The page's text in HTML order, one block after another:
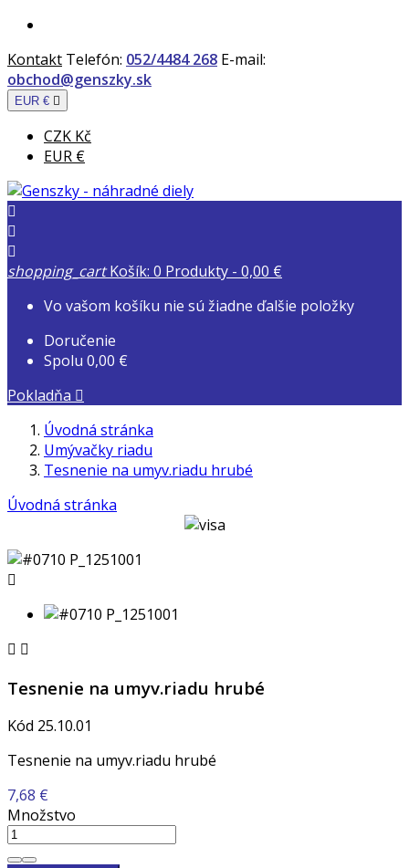
Kontakt Telefón: 052/4484 268 E-mail:
obchod@genszky.sk
EUR € 
CZK Kč
EUR €



shopping_cart Košík: 0 Produkty - 0,00 €
Vo vašom košíku nie sú žiadne ďalšie položky
Doručenie
Spolu 0,00 €
Pokladňa 
Úvodná stránka
Umývačky riadu
Tesnenie na umyv.riadu hrubé
Úvodná stránka

 
Tesnenie na umyv.riadu hrubé
Kód 25.10.01
Tesnenie na umyv.riadu hrubé
7,68 €
Množstvo